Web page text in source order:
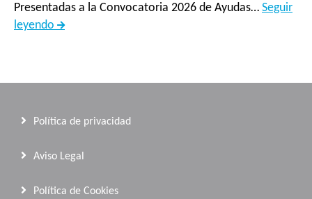
do
Presentadas a la Convocatoria 2026 de Ayudas… Seguir
leyendo Evaluación
Convocatoria
de
Política de privacidad
Aviso Legal
Política de Cookies